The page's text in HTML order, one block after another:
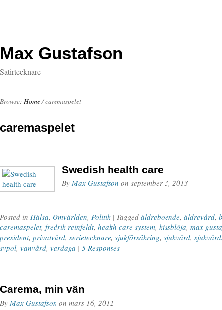
Max Gustafson
Satirtecknare
Browse: Home/caremaspelet
caremaspelet
Swedish health care
By Max Gustafson on september 3, 2013
Posted in Hälsa, Omvärlden, Politik | Tagged äldreboende, äldrevård,
caremaspelet, fredrik reinfeldt, health care system, kissblöja, max
president, privatvård, serietecknare, sjukförsäkring, sjukvård,
svpol, vanvård, vardaga | 5 Responses
Carema, min vän
By Max Gustafson on mars 16, 2012